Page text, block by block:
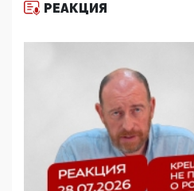
11:53, 09 Июня 2026
деятельность ИИТО
цифроглобалисты
повестку в образовании
09:43, 01 Июня 2026
5G за счет здоровья
отобрать у регионов и
защищать жилые дома и
05:58, 26 Мая 2026
РЕАКЦИЯ